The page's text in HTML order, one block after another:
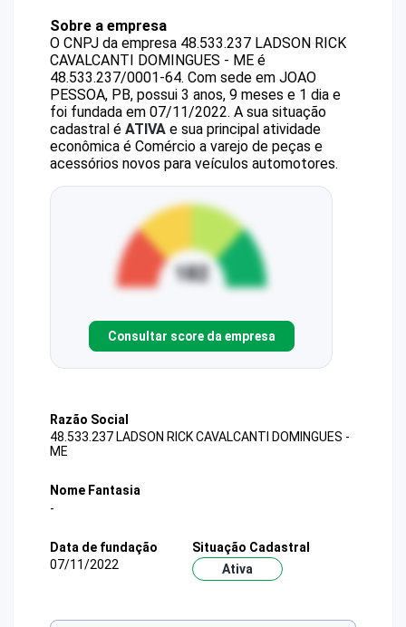
Sobre a empresa
O CNPJ da empresa 48.533.237 LADSON RICK
CAVALCANTI DOMINGUES - ME é
48.533.237/0001-64. Com sede em JOAO
PESSOA, PB, possui 3 anos, 9 meses e 1 dia e
foi fundada em 07/11/2022. A sua situação
cadastral é ATIVA e sua principal atividade
econômica é Comércio a varejo de peças e
acessórios novos para veículos automotores.
Consultar score da empresa
Razão Social
48.533.237 LADSON RICK CAVALCANTI DOMINGUES -
ME
Nome Fantasia
-
Data de fundação
07/11/2022
Situação Cadastral
Ativa